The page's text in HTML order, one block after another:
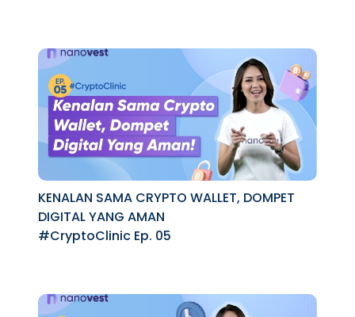
KENALAN SAMA CRYPTO WALLET, DOMPET
DIGITAL YANG AMAN
#CryptoClinic Ep. 05